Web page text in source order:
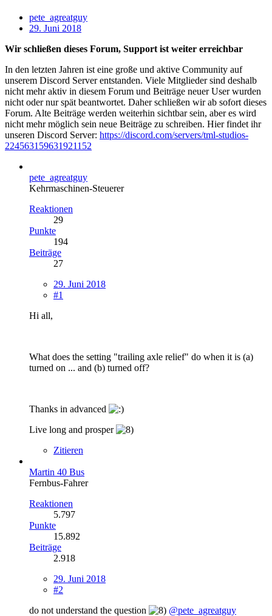
pete_agreatguy
29. Juni 2018
Wir schließen dieses Forum, Support ist weiter erreichbar
In den letzten Jahren ist eine große und aktive Community auf
unserem Discord Server entstanden. Viele Mitglieder sind deshalb
nicht mehr aktiv in diesem Forum und Beiträge neuer User wurden
nicht oder nur spät beantwortet. Daher schließen wir ab sofort dieses
Forum. Alte Beiträge werden weiterhin sichtbar sein, aber es wird
nicht mehr möglich sein neue Beiträge zu schreiben. Hier findet ihr
unseren Discord Server: https://discord.com/servers/tml-studios-
224563159631921152
pete_agreatguy
Kehrmaschinen-Steuerer
Reaktionen
29
Punkte
194
Beiträge
27
29. Juni 2018
#1
Hi all,
What does the setting "trailing axle relief" do when it is (a)
turned on ... and (b) turned off?
Thanks in advanced
Live long and prosper
Zitieren
Martin 40 Bus
Fernbus-Fahrer
Reaktionen
5.797
Punkte
15.892
Beiträge
2.918
29. Juni 2018
#2
do not understand the question
@pete_agreatguy